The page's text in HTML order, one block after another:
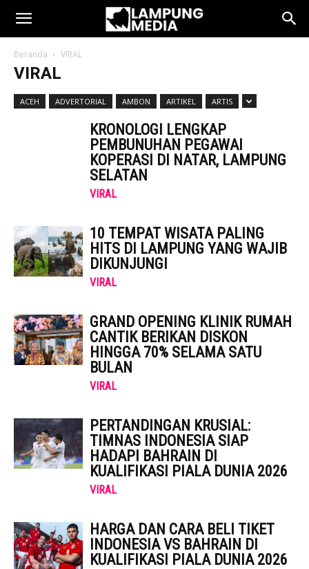
Beranda VIRAL
VIRAL
ACEH ADVERTORIAL AMBON ARTIKEL ARTIS
KRONOLOGI LENGKAP
PEMBUNUHAN PEGAWAI
KOPERASI DI NATAR, LAMPUNG
SELATAN
VIRAL
10 TEMPAT WISATA PALING
HITS DI LAMPUNG YANG WAJIB
DIKUNJUNGI
VIRAL
GRAND OPENING KLINIK RUMAH
CANTIK BERIKAN DISKON
HINGGA 70% SELAMA SATU
BULAN
VIRAL
PERTANDINGAN KRUSIAL:
TIMNAS INDONESIA SIAP
HADAPI BAHRAIN DI
KUALIFIKASI PIALA DUNIA 2026
VIRAL
HARGA DAN CARA BELI TIKET
INDONESIA VS BAHRAIN DI
KUALIFIKASI PIALA DUNIA 2026